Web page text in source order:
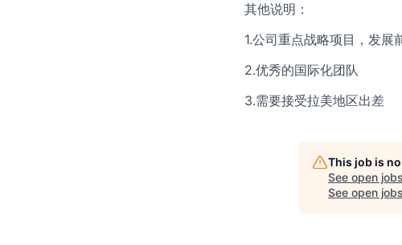
其他说明：
1.公司重点战略项目，发展
2.优秀的国际化团队
3.需要接受拉美地区出差
This job is
See open
See open